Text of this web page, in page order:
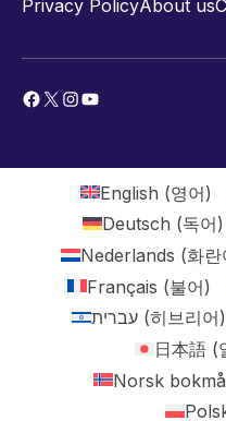
Privacy PolicyAbout us
Facebook
X Instagram
YouTube
English (영어)
Deutsch (독어)
Nederlands (화란
Français (불어)
עברית (히브리어)
日本語(
Norsk